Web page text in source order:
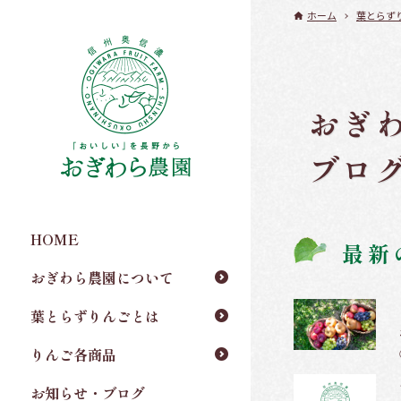
HOME
おぎわら農園について
葉とらずりんごとは
りんご各商品
お知らせ・ブログ
ホーム 葉とらず
おぎ
ブロ
最